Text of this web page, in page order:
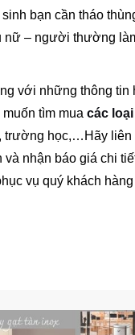
bạn cần tháo
nữ – người thường
với những thông tin
tìm mua các loại
trường học,…Hãy liên
nhận báo giá chi
vụ quý khách hàng